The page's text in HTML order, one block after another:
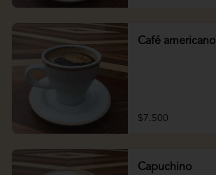
Café americano
$7.500
Capuchino